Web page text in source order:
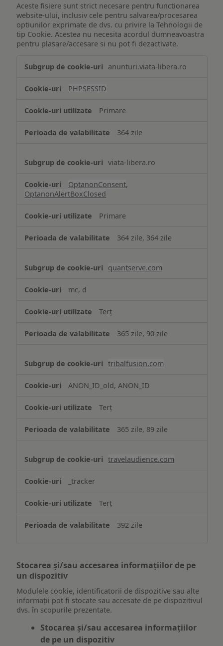
Aceste fisiere sunt strict necesare pentru functionarea
website-ului, inclusiv cele pentru salvarea/procesarea
optiunilor exprimate de dvs. cu privire la Tehnologii de
tip Cookie. Acestea nu necesita acordul dumneavoastra
pentru plasare/accesare si nu pot fi dezactivate.
de
Cookie
necesare
anunturi.viata-libera.ro
PHPSESSID
Primare
364 zile
viata-libera.ro
OptanonConsent,
OptanonAlertBoxClosed
Primare
364 zile, 364 zile
quantserve.com
mc, d
Terț
365 zile, 90 zile
tribalfusion.com
ANON_ID_old, ANON_ID
Terț
365 zile, 89 zile
travelaudience.com
_tracker
Terț
392 zile
Stocarea și/sau accesarea informațiilor de pe
un dispozitiv
Modulele cookie, identificatorii de dispozitive sau alte
informații pot fi stocate sau accesate de pe dispozitivul
dvs. în scopurile prezentate.
Stocarea și/sau accesarea informațiilor
de pe un dispozitiv